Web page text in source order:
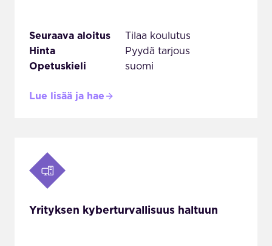
Seuraava aloitus
Tilaa koulutus
Hinta
Pyydä tarjous
Opetuskieli
suomi
Lue lisää ja hae
Yrityksen kyberturvallisuus haltuun